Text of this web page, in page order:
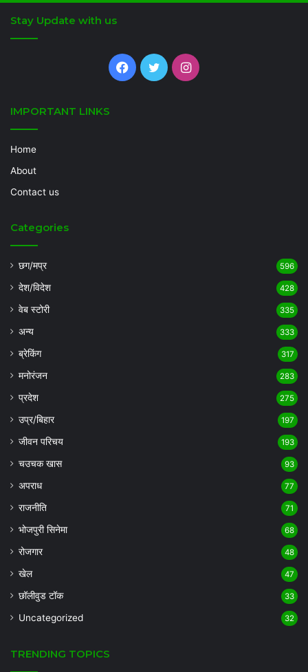
Stay Update with us
Facebook
TwitterInstagram
IMPORTANT LINKS
Home
About
Contact us
Categories
छग/मप्र 596
देश/विदेश 428
वेब स्टोरी 335
अन्य 333
ब्रेकिंग 317
मनोरंजन 283
प्रदेश 275
उप्र/बिहार 197
जीवन परिचय 193
चउचक खास 93
अपराध 77
राजनीति 71
भोजपुरी सिनेमा 68
रोजगार 48
खेल 47
छॉलीवुड टॉक 33
Uncategorized 32
TRENDING TOPICS